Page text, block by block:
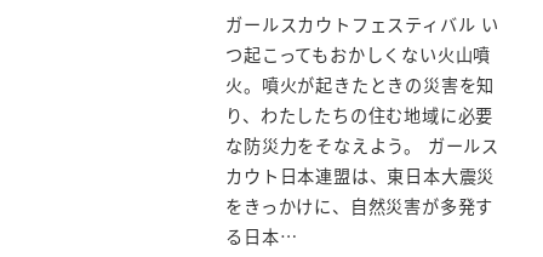
ガールスカウトフェスティバル い
つ起こってもおかしくない火山噴
火。噴火が起きたときの災害を知
り、わたしたちの住む地域に必要
な防災力をそなえよう。 ガールス
カウト日本連盟は、東日本大震災
をきっかけに、自然災害が多発す
る日本…